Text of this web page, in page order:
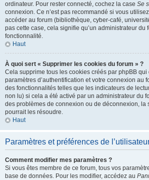
ordinateur. Pour rester connecté, cochez la case Se
connexion. Ce n’est pas recommandé si vous
accéder au forum (bibliothèque, cyber-café,
pas cette case, cela signifie qu’un administrateur du
fonctionnalité.
Haut
À quoi sert « Supprimer les cookies du forum » ?
Cela supprime tous les cookies créés par phpBB qui
paramètres d’authentification et votre connexion au
des fonctionnalités telles que les indicateurs de
non lu) si cela a été activé par un administrateur du
des problèmes de connexion ou de déconnexion, la
pourrait les résoudre.
Haut
Paramètres et préférences de
Comment modifier mes paramètres ?
Si vous êtes membre de ce forum, tous vos
base de données. Pour les modifier, accédez au